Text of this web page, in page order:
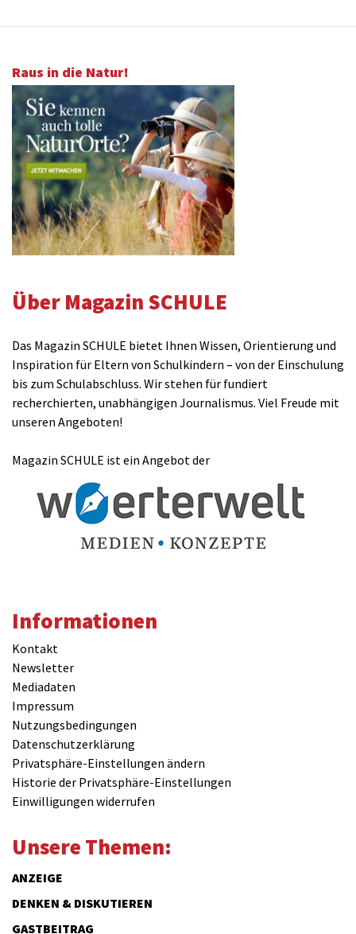
Raus in die Natur!
Über Magazin SCHULE
Das Magazin SCHULE bietet Ihnen Wissen, Orientierung und
Inspiration für Eltern von Schulkindern – von der Einschulung
bis zum Schulabschluss. Wir stehen für fundiert
recherchierten, unabhängigen Journalismus. Viel Freude mit
unseren Angeboten!
Magazin SCHULE ist ein Angebot der
Informationen
Kontakt
Newsletter
Mediadaten
Impressum
Nutzungsbedingungen
Datenschutzerklärung
Privatsphäre-Einstellungen ändern
Historie der Privatsphäre-Einstellungen
Einwilligungen widerrufen
Unsere Themen:
ANZEIGE
DENKEN & DISKUTIEREN
GASTBEITRAG